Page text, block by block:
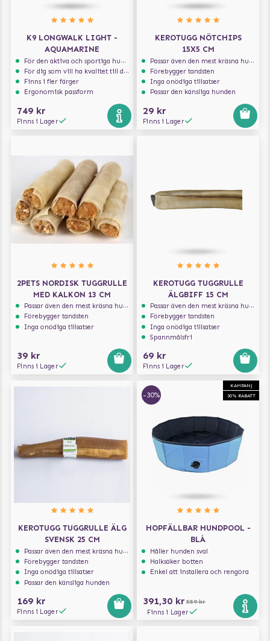
K9 LONGWALK LIGHT -
AQUAMARINE
För den aktiva och sportiga hunden
För dig som vill ha kvalitet till din hund!
Finns i fler färger
Ergonomisk passform
749 kr
Finns i Lager
KEROTUGG NÖTCHIPS
15X5 CM
Passar även den mest kräsna hunden
Förebygger tandsten
Inga onödiga tillsatser
Passar den känsliga hunden
29 kr
Finns i Lager
2PETS NORDISK TUGGRULLE
MED KALKON 13 CM
Passar även den mest kräsna hunden
Förebygger tandsten
Inga onödiga tillsatser
39 kr
Finns i Lager
KEROTUGG TUGGRULLE
ÄLGBIFF 15 CM
Passar även den mest kräsna hunden
Förebygger tandsten
Inga onödiga tillsatser
Spannmålsfri
69 kr
Finns i Lager
KEROTUGG TUGGRULLE ÄLG
SVENSK 25 CM
Passar även den mest kräsna hunden
Förebygger tandsten
Inga onödiga tillsatser
Passar den känsliga hunden
169 kr
Finns i Lager
KAMPANJ
30% RABATT
-30%
HOPFÄLLBAR HUNDPOOL -
BLÅ
Håller hunden sval
Halksäker botten
Enkel att installera och rengöra
391,30 kr 559 kr
Finns i Lager